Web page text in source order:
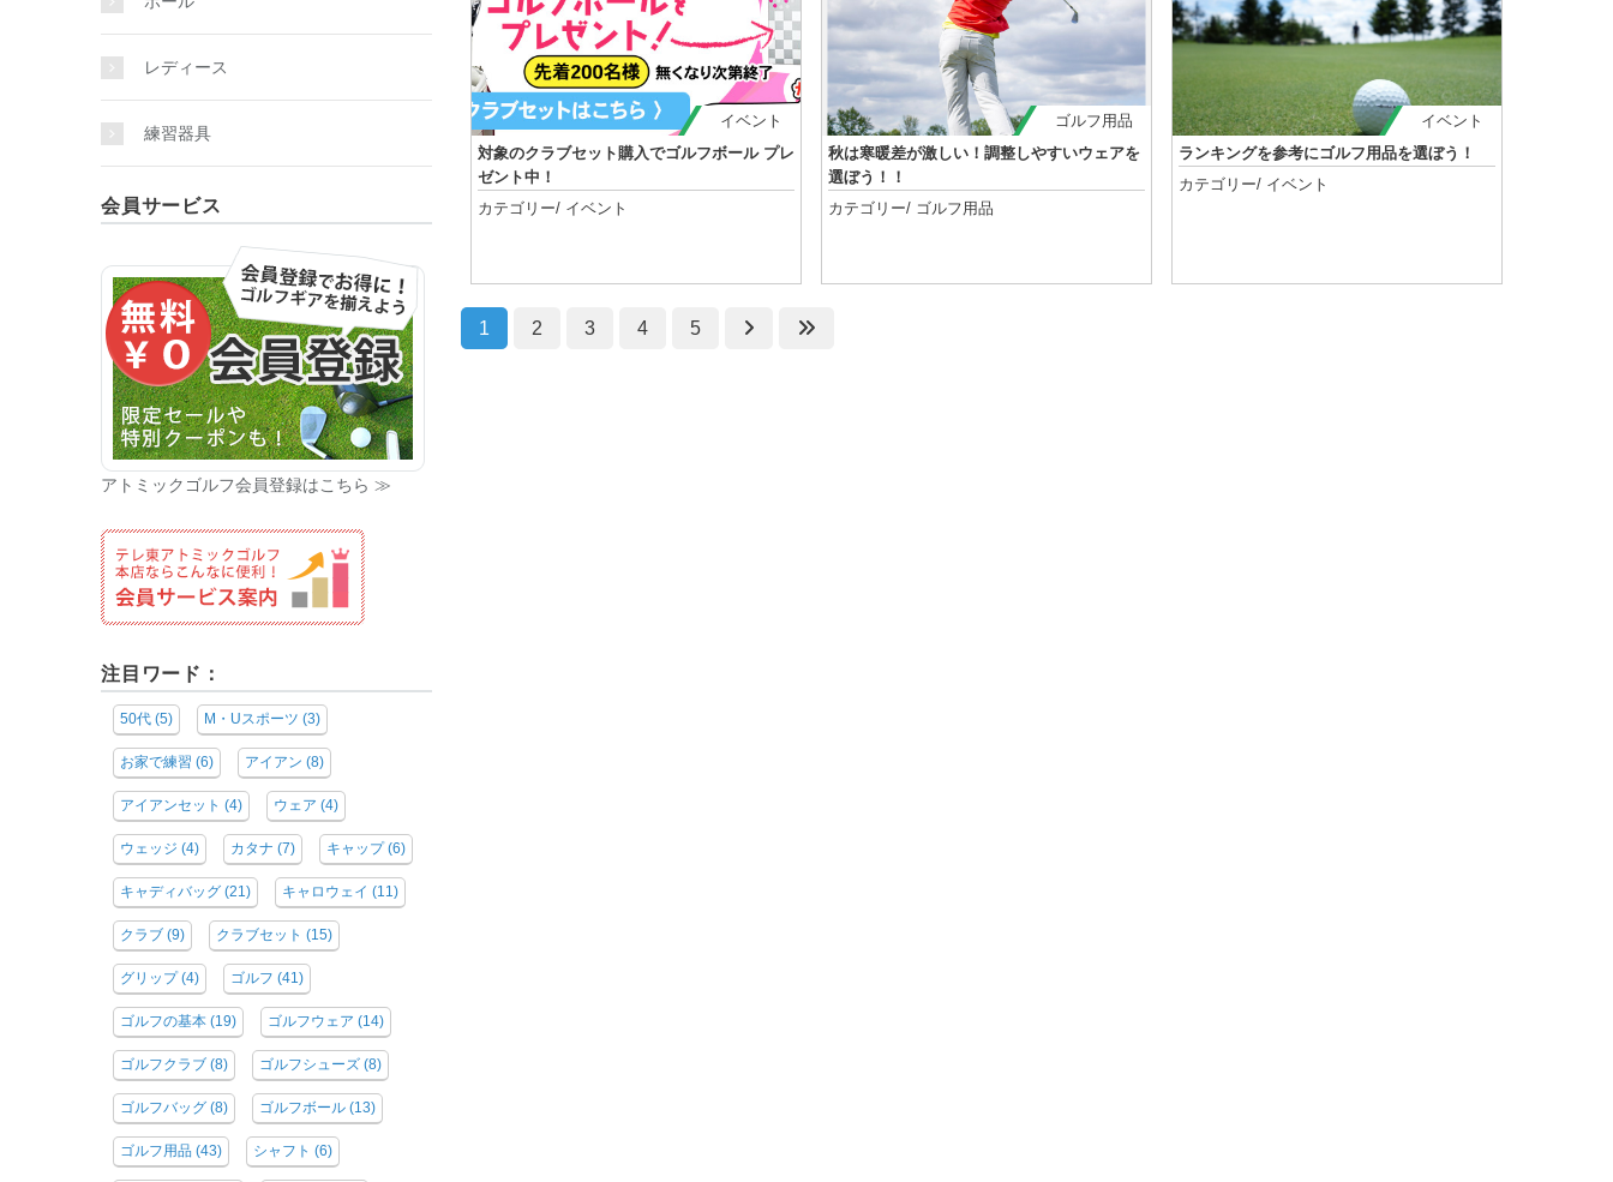
イベント
対象のクラブセット購入でゴルフボール プレ
ゼント中！
カテゴリー/ イベント
ゴルフ用品
秋は寒暖差が激しい！調整しやすいウェアを
選ぼう！！
カテゴリー/ ゴルフ用品
イベント
ランキングを参考にゴルフ用品を選ぼう！
カテゴリー/ イベント
1 2 3 4 5
レディース
練習器具
会員サービス
アトミックゴルフ会員登録はこちら ≫
注目ワード：
50代 (5) M・Uスポーツ (3)
お家で練習 (6) アイアン (8)
アイアンセット (4) ウェア (4)
ウェッジ (4) カタナ (7) キャップ(6)
キャディバッグ (21) キャロウェイ (11)
クラブ (9) クラブセット (15)
グリップ(4) ゴルフ (41)
ゴルフの基本 (19) ゴルフウェア (14)
ゴルフクラブ (8) ゴルフシューズ (8)
ゴルフバッグ (8) ゴルフボール (13)
ゴルフ用品 (43) シャフト (6)